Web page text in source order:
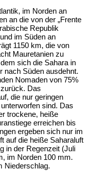
im Norden an
an die von der „Frente
Republik
im Süden an
1150 km, die von
Mauretanien zu
sich die Sahara in
nach Süden ausdehnt.
Nomaden von 75%
Das
die nur geringen
sind. Das
trockene, heiße
erreichen bis
ergeben sich nur im
auf die heiße Saharaluft
in der Regenzeit (Juli
im Norden 100 mm.
Niederschlag.